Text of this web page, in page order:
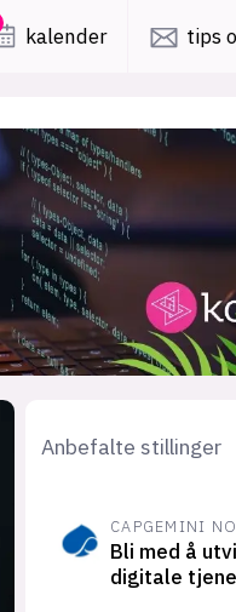
kalender tips
lys modus
mørk modus
nyhetsbrev
kode24-klubben
LinkedIn
Bluesky
annonseguide
suksesshistorier
Anbefalte stillinger
CAPGEMINI
Bli med å
digitale